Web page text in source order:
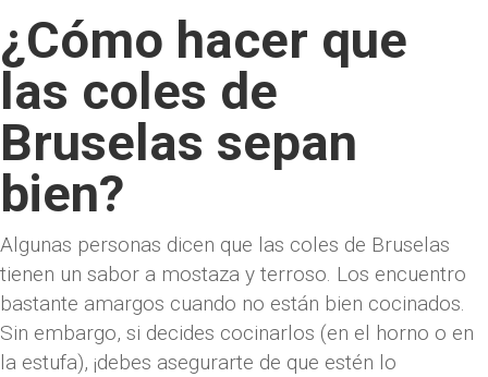
¿Cómo hacer que
las coles de
Bruselas sepan
bien?
Algunas personas dicen que las coles de Bruselas
tienen un sabor a mostaza y terroso. Los encuentro
bastante amargos cuando no están bien cocinados.
Sin embargo, si decides cocinarlos (en el horno o en
la estufa), ¡debes asegurarte de que estén lo